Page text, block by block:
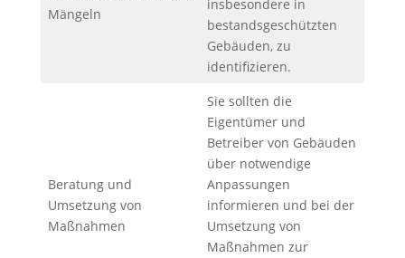
Mängeln
insbesondere in
bestandsgeschützten
Gebäuden, zu
identifizieren.
Beratung und
Umsetzung von
Maßnahmen
Sie sollten die
Eigentümer und
Betreiber von Gebäuden
über notwendige
Anpassungen
informieren und bei der
Umsetzung von
Maßnahmen zur